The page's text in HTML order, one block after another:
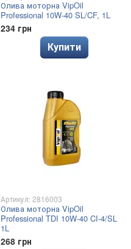
Олива моторна VipOil
Professional 10W-40 SL/CF, 1L
234 грн
Купити
Артикул: 2816003
Олива моторна VipOil
Professional TDI 10W-40 CI-4/SL
1L
268 грн